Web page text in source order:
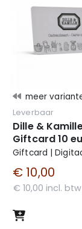
meer
Leverbaar
Dille &
Giftcard 10
Giftcard |
€ 10,00
€ 10,00 incl. btw